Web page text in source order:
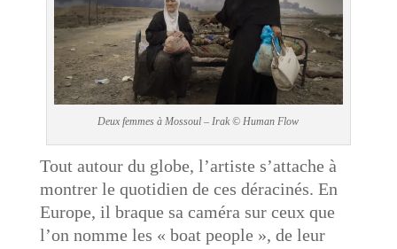
Deux femmes à Mossoul – Irak © Human Flow
Tout autour du globe, l’artiste s’attache à
montrer le quotidien de ces déracinés. En
Europe, il braque sa caméra sur ceux que
l’on nomme les « boat people », de leur